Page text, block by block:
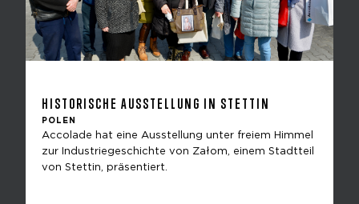
HISTORISCHE AUSSTELLUNG IN STETTIN
POLEN
Accolade hat eine Ausstellung unter freiem Himmel
zur Industriegeschichte von Załom, einem Stadtteil
von Stettin, präsentiert.